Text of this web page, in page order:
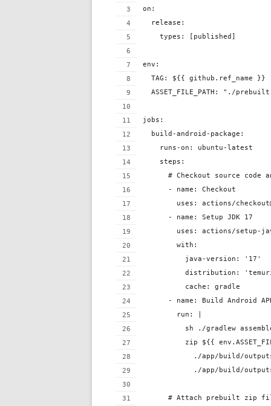
on:
  release:
    types: [published]
env:
  TAG: ${{ github.ref_name }}
ASSET_FILE_PATH: "./
jobs:
  build-android-package:
    runs-on: ubuntu-latest
    steps:
# Checkout source code
      - name: Checkout
uses: actions/
      - name: Setup JDK 17
uses: actions/setup-
        with:
          java-version: '17'
distribution:
          cache: gradle
- name: Build Android
        run: |
sh ./gradlew
zip ${{
./app/build/
./app/build/
# Attach prebuilt zip